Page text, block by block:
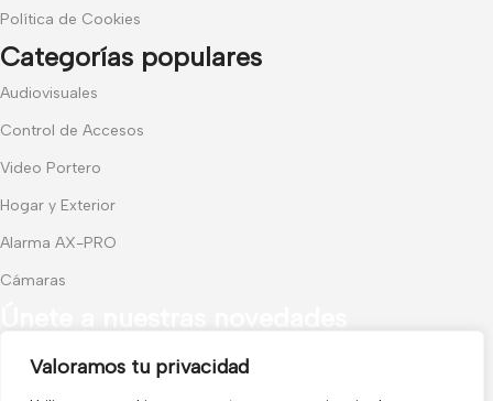
Valoramos tu privacidad
Política de Cookies
Categorías populares
Audiovisuales
Control de Accesos
Video Portero
Hogar y Exterior
Alarma AX-PRO
Cámaras
Recibe las últimas novedades y promociones.